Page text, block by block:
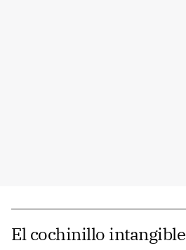
El cochinillo intangible